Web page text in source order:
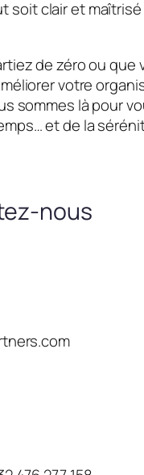
soit clair et maîtrisé
de zéro ou que
votre
sommes là pour
et de la
nous